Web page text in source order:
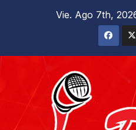
Vie. Ago 7th,